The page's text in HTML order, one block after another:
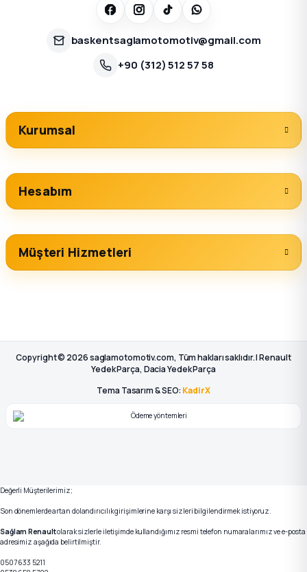
baskentsaglamotomotiv@gmail.com
+90 (312) 512 57 58
Kurumsal
Hesabım
Müşteri Hizmetleri
Copyright © 2026 saglamotomotiv.com, Tüm hakları saklıdır. | Renault
Yedek Parça, Dacia Yedek Parça
Tema Tasarım & SEO: KadirX
Değerli Müşterilerimiz;
Son dönemlerde artan dolandırıcılık girişimlerine karşı sizleri bilgilendirmek istiyoruz.
Sağlam Renaultolarak sizlerle iletişimde kullandığımız resmi telefon numaralarımız ve e-posta
adresimiz aşağıda belirtilmiştir.
0507 633 5211